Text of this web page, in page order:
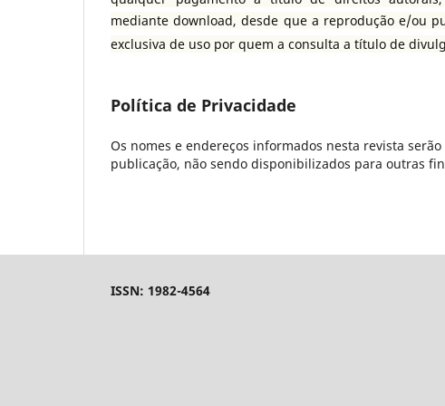
mediante download, desde que a reprodução e/ou
exclusiva de uso por quem a consulta a título de
Política de Privacidade
Os nomes e endereços informados nesta revista
publicação, não sendo disponibilizados para outras
ISSN: 1982-4564